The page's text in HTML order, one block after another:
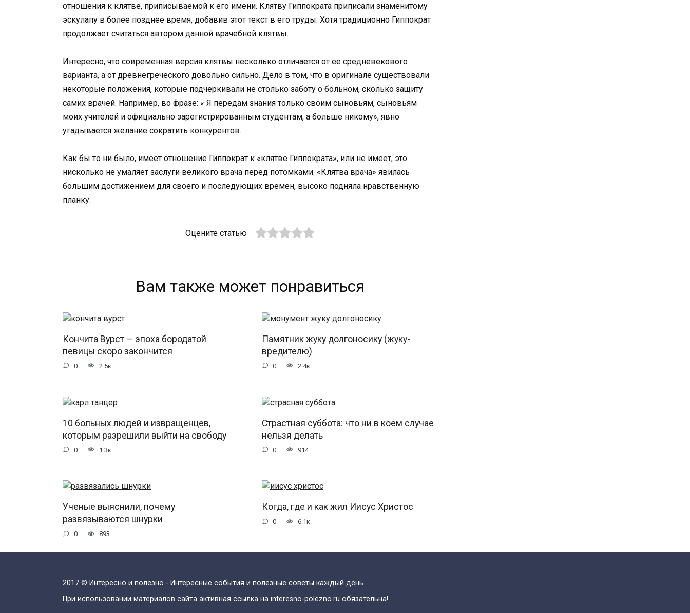
отношения к клятве, приписываемой к его имени. Клятву Гиппократа приписали знаменитому
эскулапу в более позднее время, добавив этот текст в его труды. Хотя традиционно Гиппократ
продолжает считаться автором данной врачебной клятвы.
Интересно, что современная версия клятвы несколько отличается от ее средневекового
варианта, а от древнегреческого довольно сильно. Дело в том, что в оригинале существовали
некоторые положения, которые подчеркивали не столько заботу о больном, сколько защиту
самих врачей. Например, во фразе: « Я передам знания только своим сыновьям, сыновьям
моих учителей и официально зарегистрированным студентам, а больше никому», явно
угадывается желание сократить конкурентов.
Как бы то ни было, имеет отношение Гиппократ к «клятве Гиппократа», или не имеет, это
нисколько не умаляет заслуги великого врача перед потомками. «Клятва врача» явилась
большим достижением для своего и последующих времен, высоко подняла нравственную
планку.
Оцените статью
Вам также может понравиться
Кончита Вурст — эпоха бородатой
певицы скоро закончится
0 2.5к.
Памятник жуку долгоносику (жуку-
вредителю)
0 2.4к.
10 больных людей и извращенцев,
которым разрешили выйти на свободу
0 1.3к.
Страстная суббота: что ни в коем случае
нельзя делать
0 914
Ученые выяснили, почему
развязываются шнурки
0 893
Когда, где и как жил Иисус Христос
0 6.1к.
2017 © Интересно и полезно - Интересные события и полезные советы каждый день
При использовании материалов сайта активная ссылка на interesno-polezno.ru обязательна!